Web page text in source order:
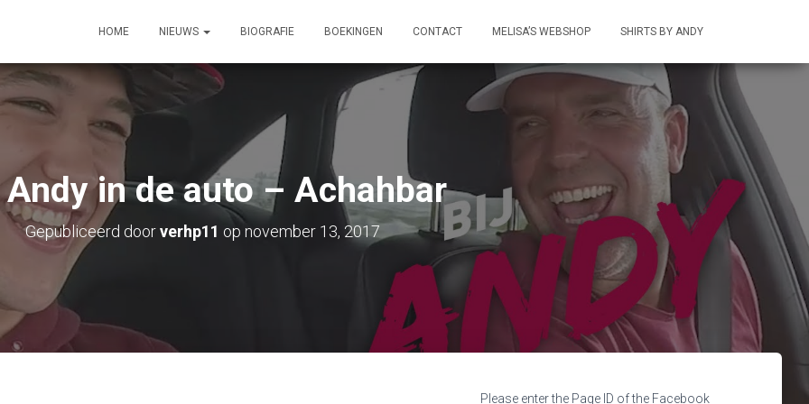
HOME NIEUWS BIOGRAFIE BOEKINGEN CONTACT MELISA’S WEBSHOP SHIRTS BY ANDY
in de auto – Achahbar
Gepubliceerd doorverhp11 op november 13, 2017
Please enter the Page ID of the Facebook